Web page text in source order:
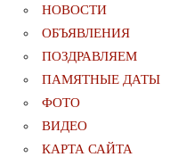
НОВОСТИ
ОБЪЯВЛЕНИЯ
ПОЗДРАВЛЯЕМ
ПАМЯТНЫЕ ДАТЫ
ФОТО
ВИДЕО
КАРТА САЙТА